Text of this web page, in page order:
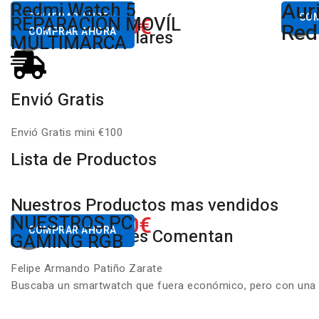
Desde80,00€
COMPRAR AHORA
Redmi Watch 5
Xiaomi
Desde650.00€
COMPRAR AHORA
REPARACIÓN MOVÍL
MULTIMARCA
Productos Populares
Envió Gratis
Envió Gratis mini €100
Lista de Productos
Nuestros Productos mas vendidos
Desde650.00€
COMPRAR AHORA
NUESTROS PC
GAMING RGB
Nuestros Clientes Comentan
Felipe Armando Patiño Zarate
Buscaba un smartwatch que fuera económico, pero con